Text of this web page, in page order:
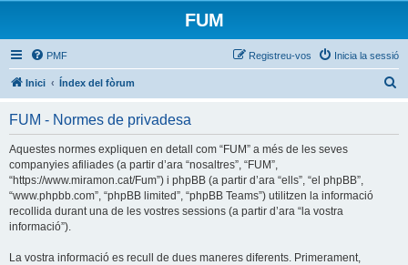
FUM
PMF Inicia la sessió
Registreu-vos
Inici Índex del fòrum
FUM - Normes de privadesa
Aquestes normes expliquen en detall com “FUM” a més de les seves
companyies afiliades (a partir d’ara “nosaltres”, “FUM”,
“https://www.miramon.cat/Fum”) i phpBB (a partir d’ara “ells”, “el phpBB”,
“www.phpbb.com”, “phpBB limited”, “phpBB Teams”) utilitzen la informació
recollida durant una de les vostres sessions (a partir d’ara “la vostra
informació”).
La vostra informació es recull de dues maneres diferents. Primerament,